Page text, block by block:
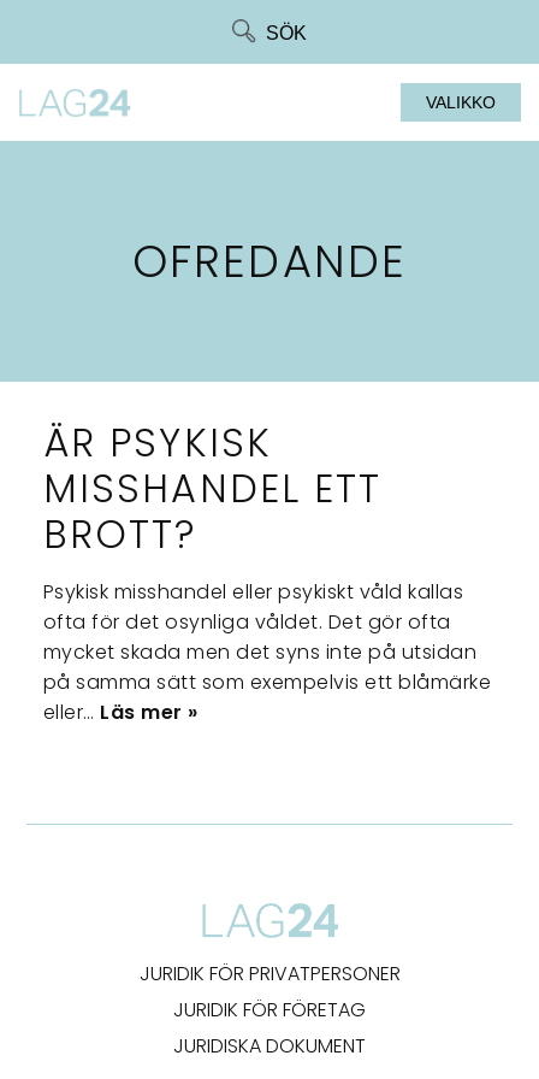
SÖK
VALIKKO
OFREDANDE
ÄR PSYKISK
MISSHANDEL ETT
BROTT?
Psykisk misshandel eller psykiskt våld kallas
ofta för det osynliga våldet. Det gör ofta
mycket skada men det syns inte på utsidan
på samma sätt som exempelvis ett blåmärke
eller… Läs mer »
JURIDIK FÖR PRIVATPERSONER
JURIDIK FÖR FÖRETAG
JURIDISKA DOKUMENT